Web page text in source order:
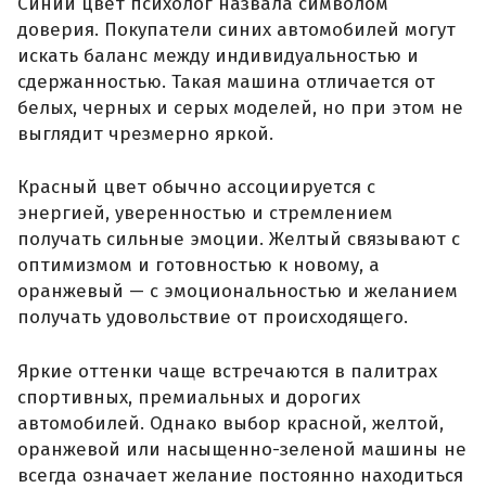
доверия. Покупатели синих автомобилей могут
искать баланс между индивидуальностью и
сдержанностью. Такая машина отличается от
белых, черных и серых моделей, но при этом не
выглядит чрезмерно яркой.
Красный цвет обычно ассоциируется с
энергией, уверенностью и стремлением
получать сильные эмоции. Желтый связывают с
оптимизмом и готовностью к новому, а
оранжевый — с эмоциональностью и желанием
получать удовольствие от происходящего.
Яркие оттенки чаще встречаются в палитрах
спортивных, премиальных и дорогих
автомобилей. Однако выбор красной, желтой,
оранжевой или насыщенно-зеленой машины не
всегда означает желание постоянно находиться